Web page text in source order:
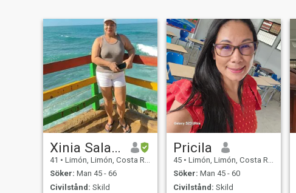
Xinia Salazar Gutiérrez
41 • Limón, Limón, Costa Rica
Söker: Man 45 - 66
Civilstånd: Skild
Pricila
45 • Limón, Limón, Costa Rica
Söker: Man 45 - 60
Civilstånd: Skild